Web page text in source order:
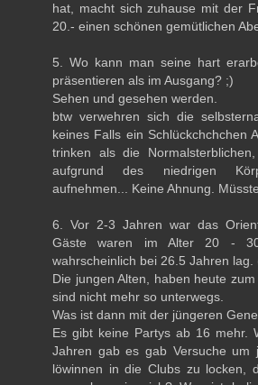
hat, macht sich zuhause mit der
20.- einen schönen gemütlichen
5. Wo kann man seine hart
präsentieren als im Ausgang? ;)
Sehen und gesehen werden.
btw verwehren sich die
keines Falls ein Schlückchchchen
trinken als die
aufgrund des niedrigen
aufnehmen... Keine Ahnung.
6. Vor 2-3 Jahren war das
Gäste waren im Alter 20 -
wahrscheinlich bei 26.5 Jahren lag.
Die jungen Alten, haben heute
sind nicht mehr so unterwegs.
Was ist dann mit der jüngeren
Es gibt keine Partys ab 16 mehr.
Jahren gab es gab Versuche um
löwinnen in die Clubs zu locken,